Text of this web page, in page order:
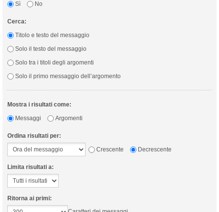
Sì
No
Cerca:
Titolo e testo del messaggio
Solo il testo del messaggio
Solo tra i titoli degli argomenti
Solo il primo messaggio dell’argomento
Mostra i risultati come:
Messaggi
Argomenti
Ordina risultati per:
Crescente
Decrescente
Limita risultati a:
Ritorna ai primi: